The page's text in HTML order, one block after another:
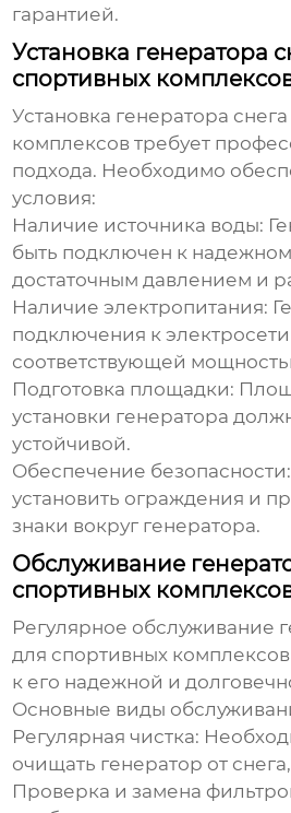
гарантией.
Установка генератора
спортивных
Установка генератора
комплексов требует
подхода. Необходимо
условия:
Наличие источника воды:
быть подключен к
достаточным давлением и
Наличие электропитания:
подключения к электросети
соответствующей
Подготовка площадки:
установки генератора
устойчивой.
Обеспечение безопасности:
установить ограждения и
знаки вокруг генератора.
Обслуживание
спортивных
Регулярное обслуживание
для спортивных комплексов
к его надежной и
Основные виды
Регулярная чистка:
очищать генератор от
Проверка и замена